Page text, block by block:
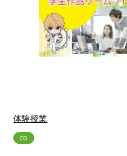
体験授業
CG